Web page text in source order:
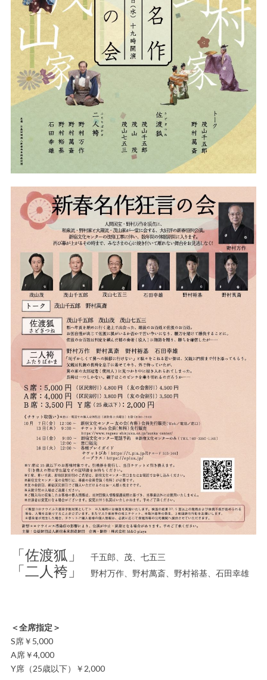
「佐渡狐」 千五郎、茂、七五三
「二人袴」 野村万作、野村萬斎、野村裕基、石田幸雄
＜全席指定＞
S席￥5,000
A席￥4,000
Y席（25歳以下）￥2,000